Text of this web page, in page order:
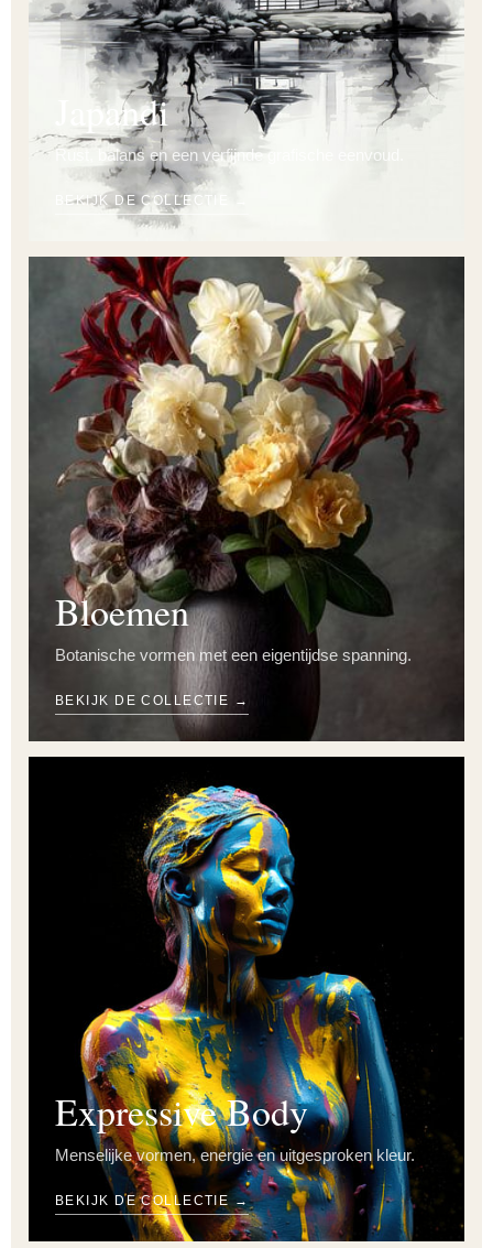
Japandi
Rust, balans en een verfijnde grafische eenvoud.
BEKIJK DE COLLECTIE →
Bloemen
Botanische vormen met een eigentijdse spanning.
BEKIJK DE COLLECTIE →
Expressive Body
Menselijke vormen, energie en uitgesproken kleur.
BEKIJK DE COLLECTIE →